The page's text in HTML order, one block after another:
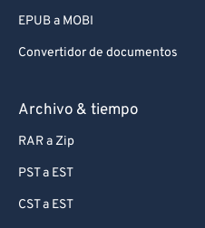
EPUB a MOBI
Convertidor de documentos
Archivo & tiempo
RAR a Zip
PST a EST
CST a EST